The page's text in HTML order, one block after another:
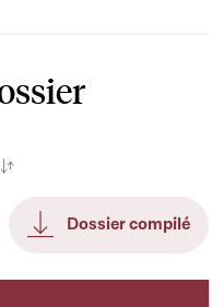
Dossier compilé